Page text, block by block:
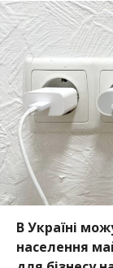
В Україні
населення